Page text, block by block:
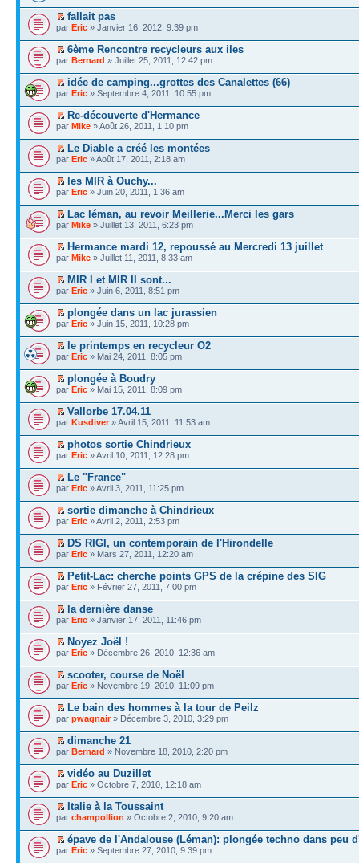
fallait pas
par Eric » Janvier 16, 2012, 9:39 pm
6ème Rencontre recycleurs aux iles
par Bernard » Juillet 25, 2011, 12:42 pm
idée de camping...grottes des Canalettes (66)
par Eric » Septembre 4, 2011, 10:55 pm
Re-découverte d'Hermance
par Mike » Août 26, 2011, 1:10 pm
Le Diable a créé les montées
par Eric » Août 17, 2011, 2:18 am
les MIR à Ouchy...
par Eric » Juin 20, 2011, 1:36 am
Lac léman, au revoir Meillerie...Merci les gars
par Mike » Juillet 13, 2011, 6:23 pm
Hermance mardi 12, repoussé au Mercredi 13 juillet
par Mike » Juillet 11, 2011, 8:33 am
MIR I et MIR II sont...
par Eric » Juin 6, 2011, 8:51 pm
plongée dans un lac jurassien
par Eric » Juin 15, 2011, 10:28 pm
le printemps en recycleur O2
par Eric » Mai 24, 2011, 8:05 pm
plongée à Boudry
par Eric » Mai 15, 2011, 8:09 pm
Vallorbe 17.04.11
par Kusdiver» Avril 15, 2011, 11:53 am
photos sortie Chindrieux
par Eric » Avril 10, 2011, 12:28 pm
Le "France"
par Eric » Avril 3, 2011, 11:25 pm
sortie dimanche à Chindrieux
par Eric » Avril 2, 2011, 2:53 pm
DS RIGI, un contemporain de l'Hirondelle
par Eric » Mars 27, 2011, 12:20 am
Petit-Lac: cherche points GPS de la crépine des SIG
par Eric » Février 27, 2011, 7:00 pm
la dernière danse
par Eric » Janvier 17, 2011, 11:46 pm
Noyez Joël !
par Eric » Décembre 26, 2010, 12:36 am
scooter, course de Noël
par Eric » Novembre 19, 2010, 11:09 pm
Le bain des hommes à la tour de Peilz
par pwagnair» Décembre 3, 2010, 3:29 pm
dimanche 21
par Bernard » Novembre 18, 2010, 2:20 pm
vidéo au Duzillet
par Eric » Octobre 7, 2010, 12:18 am
Italie à la Toussaint
par champollion » Octobre 2, 2010, 9:20 am
épave de l'Andalouse (Léman): plongée techno dans peu
par Eric » Septembre 27, 2010, 9:39 pm